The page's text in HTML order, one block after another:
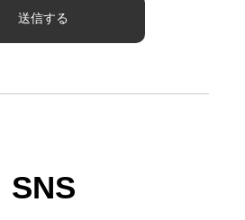
SNS